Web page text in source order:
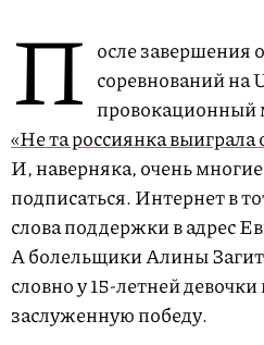
П осле
соревнований на
провокационный
«Не та россиянка
И, наверняка, очень
подписаться. Интернет в
слова поддержки в адрес
А болельщики Алины
словно у 15-летней
заслуженную победу.